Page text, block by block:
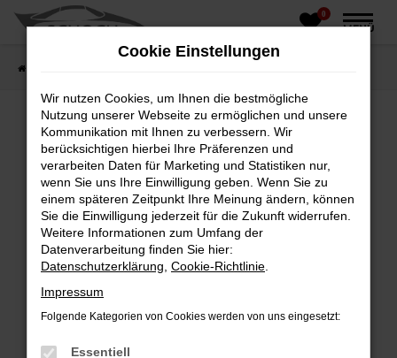
Zum
0
MENÜ
Fehler: Network Error
Beim Laden ist ein Fehler aufgetreten.
Hier sind ein paar Tipps, die dir helfen können:
Überprüfe deine Firewall und deine
Internetverbindung.
Laden andere Webseiten, zum Beispiel deine
Suchmaschine?
Prüfe deine Browsererweiterungen.
Cookie Einstellungen
Wir nutzen Cookies, um Ihnen die bestmögliche
Nutzung unserer Webseite zu ermöglichen und unsere
Kommunikation mit Ihnen zu verbessern. Wir
berücksichtigen hierbei Ihre Präferenzen und
verarbeiten Daten für Marketing und Statistiken nur,
wenn Sie uns Ihre Einwilligung geben. Wenn Sie zu
einem späteren Zeitpunkt Ihre Meinung ändern, können
Sie die Einwilligung jederzeit für die Zukunft widerrufen.
Weitere Informationen zum Umfang der
Datenverarbeitung finden Sie hier:
Datenschutzerklärung Cookie-Richtlinie
Impressum
Folgende Kategorien von Cookies werden von uns eingesetzt:
Essentiell